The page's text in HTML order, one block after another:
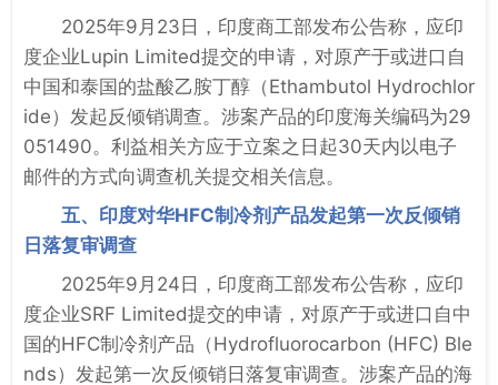
2025年9月23日，印度商工部发布公告称，应印
度企业Lupin Limited提交的申请，对原产于或进口自
中国和泰国的盐酸乙胺丁醇（Ethambutol Hydrochlor
ide）发起反倾销调查。涉案产品的印度海关编码为29
051490。利益相关方应于立案之日起30天内以电子
邮件的方式向调查机关提交相关信息。
五、印度对华HFC制冷剂产品发起第一次反倾销
日落复审调查
2025年9月24日，印度商工部发布公告称，应印
度企业SRF Limited提交的申请，对原产于或进口自中
国的HFC制冷剂产品（Hydrofluorocarbon (HFC) Ble
nds）发起第一次反倾销日落复审调查。涉案产品的海